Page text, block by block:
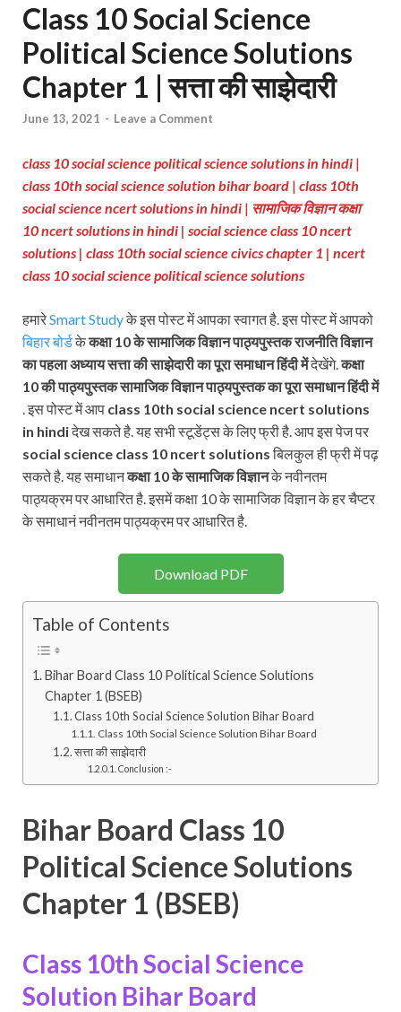
Class 10 Social Science
Political Science Solutions
Chapter 1 | सत्ता की साझेदारी
June 13, 2021 - Leave a Comment
class 10 social science political science solutions in hindi |
class 10th social science solution bihar board | class 10th
social science ncert solutions in hindi | सामाजिक विज्ञान कक्षा
10 ncert solutions in hindi | social science class 10 ncert
solutions | class 10th social science civics chapter 1 | ncert
class 10 social science political science solutions
हमारेSmart Studyके इस पोस्ट में आपका स्वागत है. इस पोस्ट में आपको
बिहार बोर्डकेकक्षा 10 के सामाजिक विज्ञानपाठ्यपुस्तक राजनीति विज्ञान
का पहला अध्याय सत्ता की साझेदारीका पूरा समाधानहिंदी मेंदेखेंगे.कक्षा
10 की पाठ्यपुस्तकसामाजिक विज्ञानपाठ्यपुस्तकका पूरा समाधान हिंदी में
. इस पोस्ट में आप class 10th social science ncert solutions
in hindiदेख सकते है. यह सभी स्टूडेंट्स के लिए फ्री है. आप इस पेज पर
social science class 10 ncert solutionsबिलकुल ही फ्री में पढ़
सकते है. यह समाधानकक्षा 10 केसामाजिक विज्ञानके नवीनतम
पाठ्यक्रम पर आधारित है. इसमें कक्षा 10 के सामाजिक विज्ञान के हर चैप्टर
के समाधानं नवीनतम पाठ्यक्रम पर आधारित है.
Download PDF
Table of Contents
Bihar Board Class 10 Political Science Solutions
Chapter 1 (BSEB)
Class 10th Social Science Solution Bihar Board
Class 10th Social Science Solution Bihar Board
सत्ता की साझेदारी
Conclusion :-
Bihar Board Class 10
Political Science Solutions
Chapter 1 (BSEB)
Class 10th Social Science
Solution Bihar Board